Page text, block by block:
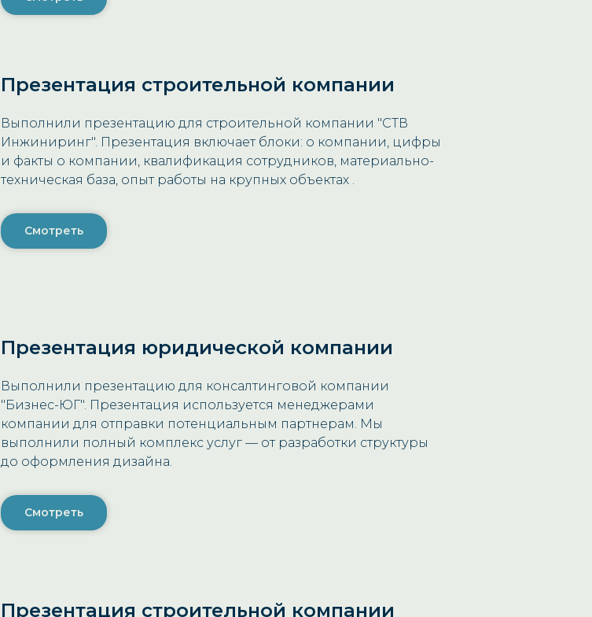
Презентация строительной компании
Выполнили презентацию для строительной компании "СТВ
Инжиниринг". Презентация включает блоки: о компании, цифры
и факты о компании, квалификация сотрудников, материально-
техническая база, опыт работы на крупных объектах .
Смотреть
Презентация юридической компании
Выполнили презентацию для консалтинговой компании
"Бизнес-ЮГ". Презентация используется менеджерами
компании для отправки потенциальным партнерам. Мы
выполнили полный комплекс услуг — от разработки структуры
до оформления дизайна.
Смотреть
Презентация строительной компании